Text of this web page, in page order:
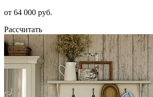
от 64 000 руб.
Рассчитать